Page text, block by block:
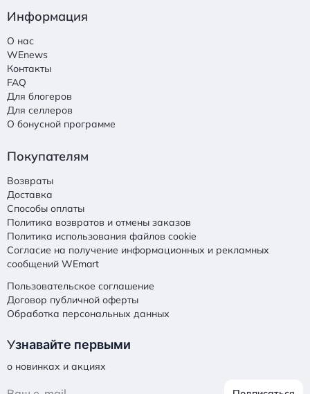
Информация
О нас
WEnews
Контакты
FAQ
Для блогеров
Для селлеров
О бонусной программе
Покупателям
Возвраты
Доставка
Способы оплаты
Политика возвратов и отмены заказов
Политика использования файлов cookie
Согласие на получение информационных и рекламных
сообщений WEmart
Пользовательское соглашение
Договор публичной оферты
Обработка персональных данных
Узнавайте первыми
о новинках и акциях